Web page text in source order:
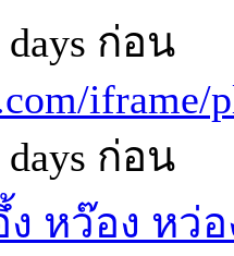
ก่อน
iframe/
ก่อน
หว๊อง หว่อ